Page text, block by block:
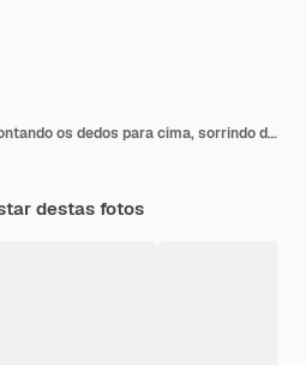
Mulher bonita feliz apontando os dedos para cima, sorrindo dentes brancos e mostrando propaganda em cima, demonstrando espaço vazio para banner, de pé contra o fundo do estúdio
destas fotos